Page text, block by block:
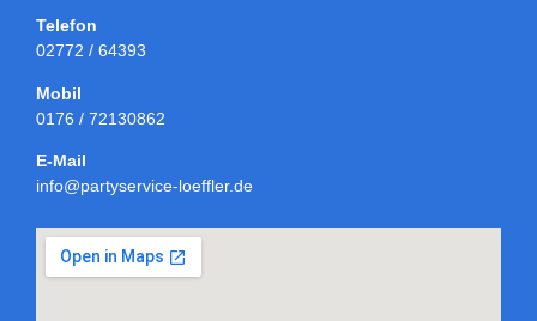
Telefon
02772 / 64393
Mobil
0176 / 72130862
E-Mail
info@partyservice-loeffler.de